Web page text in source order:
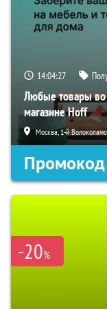
14:04:27
Любые товары во
магазине Hoff
Москва, 1-й
Промокод
-20%